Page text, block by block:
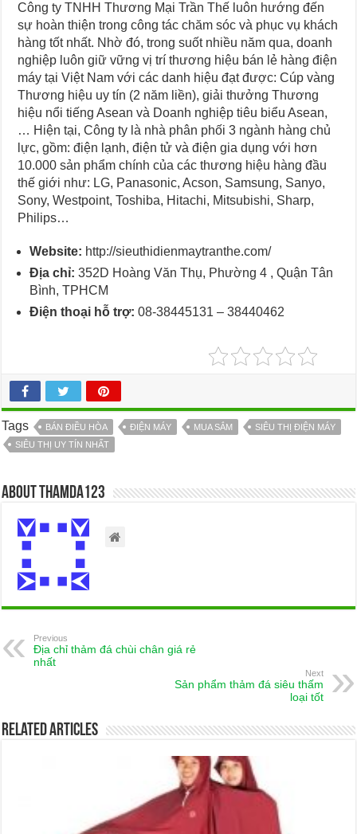
Công ty TNHH Thương Mại Trần Thế luôn hướng đến
sự hoàn thiện trong công tác chăm sóc và phục vụ khách
hàng tốt nhất. Nhờ đó, trong suốt nhiều năm qua, doanh
nghiệp luôn giữ vững vị trí thương hiệu bán lẻ hàng điện
máy tại Việt Nam với các danh hiệu đạt được: Cúp vàng
Thương hiệu uy tín (2 năm liền), giải thưởng Thương
hiệu nổi tiếng Asean và Doanh nghiệp tiêu biểu Asean,
… Hiện tại, Công ty là nhà phân phối 3 ngành hàng chủ
lực, gồm: điện lạnh, điện tử và điện gia dụng với hơn
10.000 sản phẩm chính của các thương hiệu hàng đầu
thế giới như: LG, Panasonic, Acson, Samsung, Sanyo,
Sony, Westpoint, Toshiba, Hitachi, Mitsubishi, Sharp,
Philips…
Website: http://sieuthidienmaytranthe.com/
Địa chỉ:352D Hoàng Văn Thụ, Phường 4 , Quận Tân
Bình, TPHCM
Điện thoại hỗ trợ: 08-38445131 – 38440462
Tags BÁN ĐIỀU HÒA ĐIỆN MÁY MUA SẮM
SIÊU THỊ ĐIỆN MÁY
SIÊU THỊ UY TÍN NHẤT
About thamda123
Previous
Địa chỉ thảm đá chùi chân giá rẻ
nhất
Next
Sản phẩm thảm đá siêu thấm
loại tốt
Related Articles